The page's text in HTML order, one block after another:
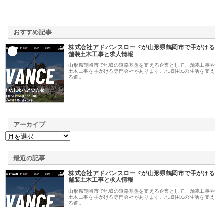
おすすめ記事
株式会社アドバンスロードが山形県鶴岡市で手がける
舗装土木工事と求人情報
山形県鶴岡市で地域の道路基盤を支える企業として、舗装工事や
土木工事を手がける専門会社があります。地域住民の生活を支え
る道…
アーカイブ
最近の記事
株式会社アドバンスロードが山形県鶴岡市で手がける
舗装土木工事と求人情報
山形県鶴岡市で地域の道路基盤を支える企業として、舗装工事や
土木工事を手がける専門会社があります。地域住民の生活を支え
る道…